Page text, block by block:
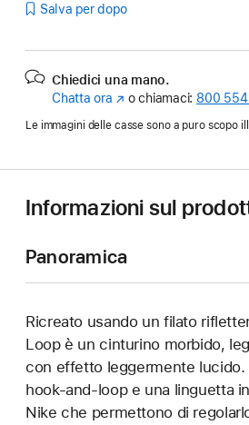
Salva per dopo
Chiedici una mano.
Chatta ora (Si
nuova
o chiamaci: 800
Le immagini delle casse sono a puro scopo
Informazioni sul
Panoramica
Ricreato usando un filato
Loop è un cinturino morbido,
con effetto leggermente lucido.
hook-and-loop e una linguetta
Nike che permettono di